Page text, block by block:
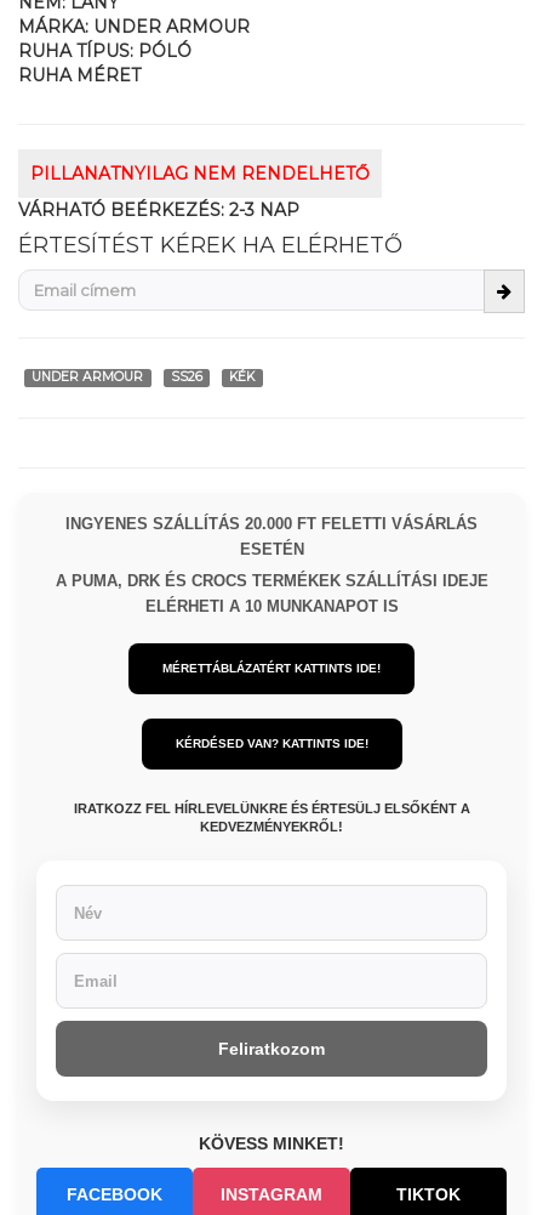
MÁRKA: UNDER ARMOUR
RUHA TÍPUS: PÓLÓ
RUHA MÉRET
PILLANATNYILAG NEM RENDELHETŐ
VÁRHATÓ BEÉRKEZÉS: 2-3 NAP
ÉRTESÍTÉST KÉREK HA ELÉRHETŐ
UNDER ARMOUR SS26 KÉK
INGYENES SZÁLLÍTÁS 20.000 FT FELETTI VÁSÁRLÁS
ESETÉN
A PUMA, DRK ÉS CROCS TERMÉKEK SZÁLLÍTÁSI IDEJE
ELÉRHETI A 10 MUNKANAPOT IS
MÉRETTÁBLÁZATÉRT KATTINTS IDE!
KÉRDÉSED VAN? KATTINTS IDE!
IRATKOZZ FEL HÍRLEVELÜNKRE ÉS ÉRTESÜLJ ELSŐKÉNT A
KEDVEZMÉNYEKRŐL!
Feliratkozom
KÖVESS MINKET!
FACEBOOK INSTAGRAM TIKTOK